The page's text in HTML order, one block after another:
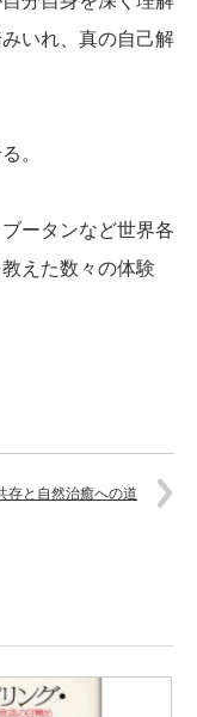
いれ、真の自己解
。
ータンなど世界各
えた数々の体験
と自然治癒への道